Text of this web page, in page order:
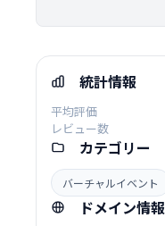
統計情報
平均評価
レビュー数
カテゴリー
バーチャルイベント
ドメイン情報